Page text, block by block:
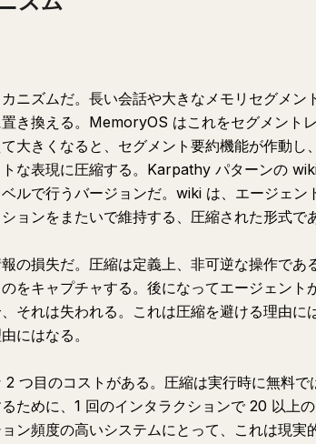
ニズムだ。長い会話や大きなメモリセグメン
き換える。MemoryOS はこれをセグメント
大きくなると、セグメント要約機能が作動し
な表現に圧縮する。Karpathy パターンの
ルで行うバージョンだ。wiki は、エージェン
ョンをまたいで維持する、圧縮された形式で
報の損失だ。圧縮は定義上、非可逆な操作で
をキャプチャする。後になってエージェント
それは失われる。これは圧縮を避ける理由に
にはなる。
2 つ目のコストがある。圧縮は実行時に無料
ために、1 回のインタラクションで 20 以上
ン頻度の高いシステムにとって、これは現実